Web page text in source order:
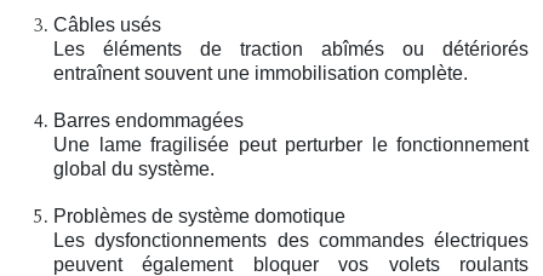
Câbles usés
Les éléments de traction abîmés ou détériorés
entraînent souvent une immobilisation complète.
Barres endommagées
Une lame fragilisée peut perturber le fonctionnement
global du système.
Problèmes de système domotique
Les dysfonctionnements des commandes électriques
peuvent également bloquer vos volets roulants